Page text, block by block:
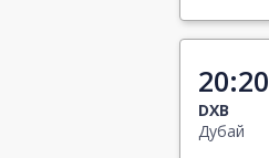
20:20
DXB
Дубай